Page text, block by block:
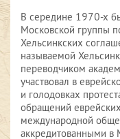
В середине 1970-х
Московской группы
Хельсинкских
называемой
переводчиком
участвовал в
и голодовках
обращений
международной
аккредитованными в